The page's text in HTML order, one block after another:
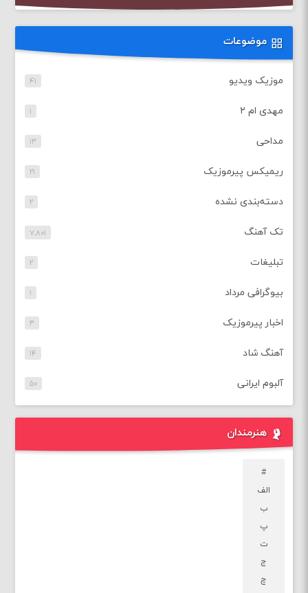
موضوعات
موزیک ویدیو ۴۱
مهدی ام ۲ ۱
مداحی ۱۳
ریمیکس پیرموزیک ۲۱
دسته‌بندی نشده ۲
تک آهنگ ۷,۸۰۱
تبلیغات ۲
بیوگرافی مرداد ۱
اخبار پیرموزیک ۳
آهنگ شاد ۱۴
آلبوم ایرانی ۵۰
هنرمندان
#
الف
ب
پ
ت
ج
چ